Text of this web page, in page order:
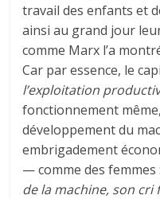
travail des enfants et
ainsi au grand jour
comme Marx l’a
Car par essence, le
l’exploitation
fonctionnement
développement du
embrigadement
— comme des femmes
de la machine, son cri